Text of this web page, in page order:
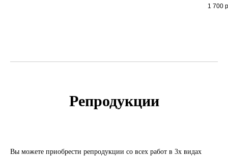
1 700
Репродукции
Вы можете приобрести репродукции со всех работ в 3х видах